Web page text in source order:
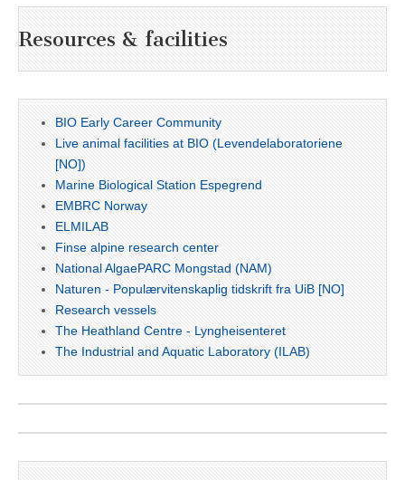
Resources & facilities
BIO Early Career Community
Live animal facilities at BIO (Levendelaboratoriene
[NO])
Marine Biological Station Espegrend
EMBRC Norway
ELMILAB
Finse alpine research center
National AlgaePARC Mongstad (NAM)
Naturen - Populærvitenskaplig tidskrift fra UiB [NO]
Research vessels
The Heathland Centre - Lyngheisenteret
The Industrial and Aquatic Laboratory (ILAB)